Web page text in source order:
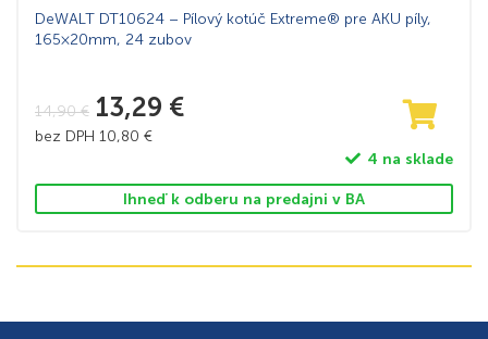
DeWALT DT10624 – Pílový kotúč Extreme® pre AKU píly,
165×20mm, 24 zubov
14,90€ 13,29 €
bez DPH 10,80 €
4 na sklade
Ihneď k odberu na predajni v BA